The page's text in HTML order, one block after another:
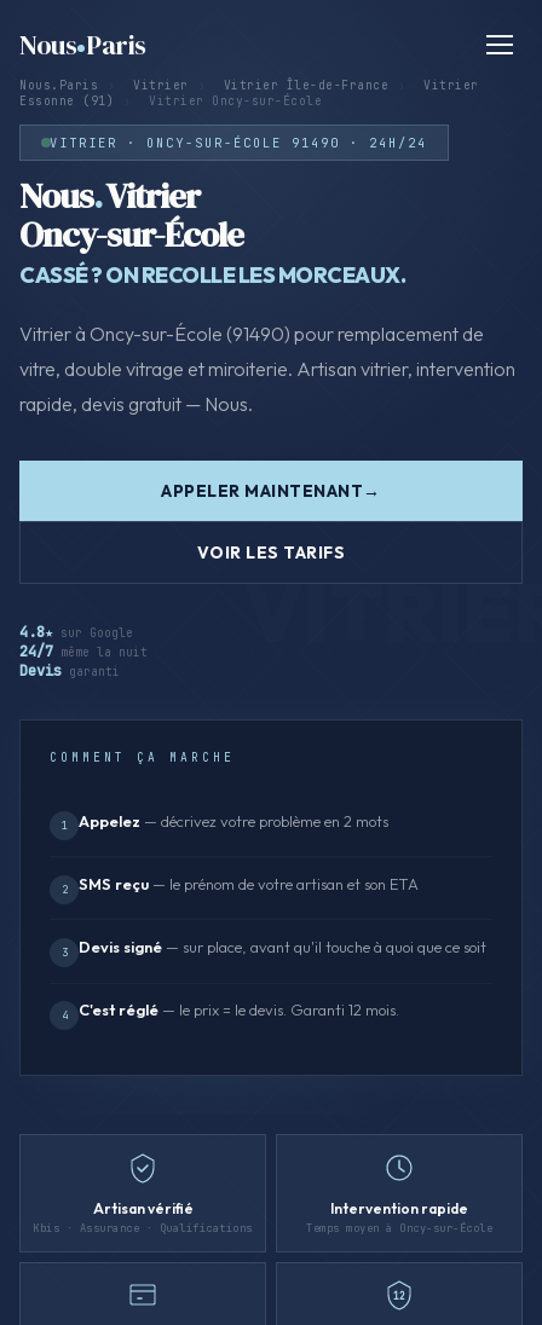
Nous Paris
Nous.Paris Vitrier Vitrier Île-de-France
Vitrier
Essonne (91)
Vitrier Oncy-sur-École
VITRIER · ONCY-SUR-ÉCOLE 91490 · 24H/24
Nous.Vitrier
Oncy-sur-École
CASSÉ ? ON RECOLLE LES MORCEAUX.
Vitrier à Oncy-sur-École (91490) pour remplacement de
vitre, double vitrage et miroiterie. Artisan vitrier, intervention
rapide, devis gratuit — Nous.
APPELER MAINTENANT
VOIR LES TARIFS
4.8★ sur Google
24/7 même la nuit
Devis garanti
COMMENT ÇA MARCHE
1 Appelez — décrivez votre problème en 2 mots
2 SMS reçu — le prénom de votre artisan et son ETA
3 Devis signé — sur place, avant qu'il touche à quoi que ce soit
4 C'est réglé — le prix = le devis. Garanti 12 mois.
Artisan vérifié
Kbis · Assurance · Qualifications
Intervention rapide
Temps moyen à Oncy-sur-École
12